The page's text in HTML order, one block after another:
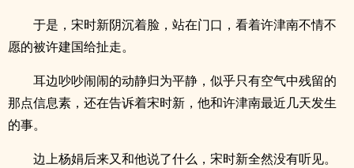
于是，宋时新阴沉着脸，站在门口，看着许津南不情不
愿的被许建国给扯走。
耳边吵吵闹闹的动静归为平静，似乎只有空气中残留的
那点信息素，还在告诉着宋时新，他和许津南最近几天发生
的事。
边上杨娟后来又和他说了什么，宋时新全然没有听见。